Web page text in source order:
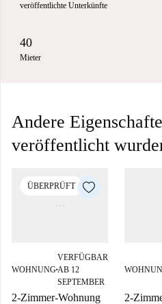
veröffentlichte Unterkünfte
40
Mieter
Andere
veröffentlicht
ÜBERPRÜFT
WOHNUNG■
VERFÜGBAR
AB 12
SEPTEMBER
2-Zimmer-Wohnung
2-